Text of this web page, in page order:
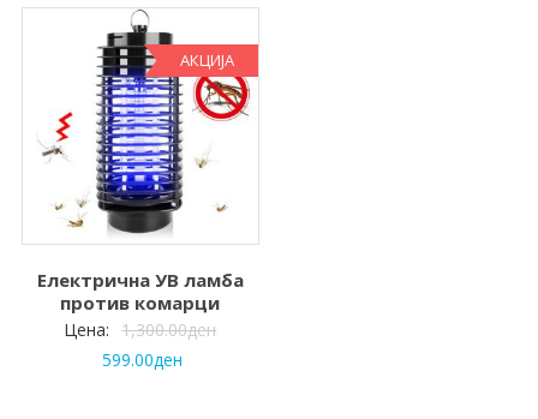
АКЦИЈА
Електрична УВ ламба
против комарци
Цена: 1,300.00ден
599.00ден